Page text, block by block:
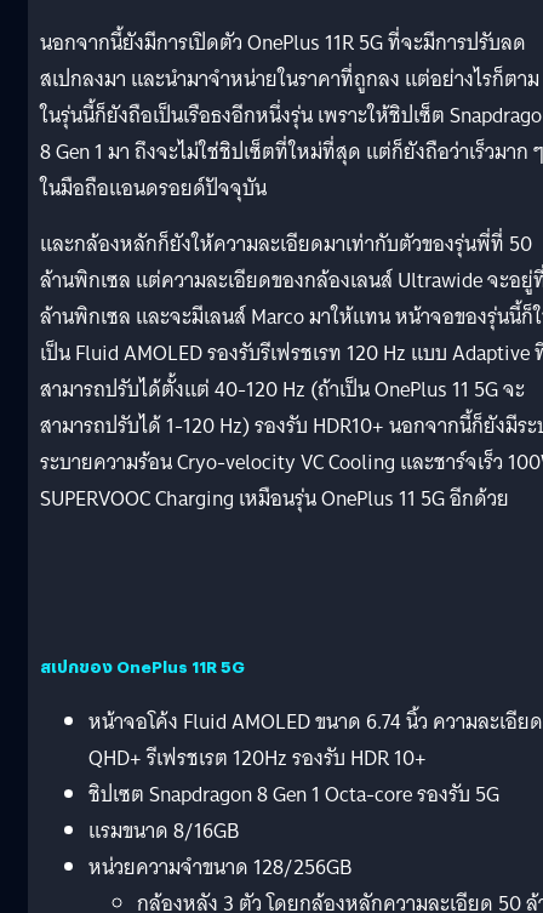
นอกจากนี้ยังมีการเปิดตัว OnePlus 11R 5G ที่จะมีการปรับลด
สเปกลงมา และนำมาจำหน่ายในราคาที่ถูกลง แต่อย่างไรก็ตาม
ในรุ่นนี้ก็ยังถือเป็นเรือธงอีกหนึ่งรุ่น เพราะให้ชิปเซ็ต
8 Gen 1 มา ถึงจะไม่ใช่ชิปเซ็ตที่ใหม่ที่สุด แต่ก็ยังถือว่าเร็วมาก ๆ
ในมือถือแอนดรอยด์ปัจจุบัน
และกล้องหลักก็ยังให้ความละเอียดมาเท่ากับตัวของรุ่นพี่ที่ 50
ล้านพิกเซล แต่ความละเอียดของกล้องเลนส์ Ultrawide จะอยู่
ล้านพิกเซล และจะมีเลนส์ Marco มาให้แทน หน้าจอของรุ่นนี้ก็
เป็น Fluid AMOLED รองรับรีเฟรชเรท 120 Hz แบบ Adaptive
สามารถปรับได้ตั้งแต่ 40-120 Hz (ถ้าเป็น OnePlus 11 5G จะ
สามารถปรับได้ 1-120 Hz) รองรับ HDR10+ นอกจากนี้ก็ยังมีร
ระบายความร้อน Cryo-velocity VC Cooling และชาร์จเร็ว
SUPERVOOC Charging เหมือนรุ่น OnePlus 11 5G อีกด้วย
สเปกของ OnePlus 11R 5G
หน้าจอโค้ง Fluid AMOLED ขนาด 6.74 นิ้ว ความละเอียด
QHD+ รีเฟรชเรต 120Hz รองรับ HDR 10+
ชิปเซต Snapdragon 8 Gen 1 Octa-core รองรับ 5G
แรมขนาด 8/16GB
หน่วยความจำขนาด 128/256GB
กล้องหลัง 3 ตัว โดยกล้องหลักความละเอียด 50